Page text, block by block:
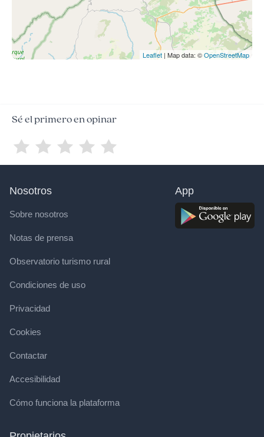
Leaflet | Map data: ©OpenStreetMap
Sé el primero en opinar
Nosotros
Sobre nosotros
Notas de prensa
Observatorio turismo rural
Condiciones de uso
Privacidad
Cookies
Contactar
Accesibilidad
Cómo funciona la plataforma
App